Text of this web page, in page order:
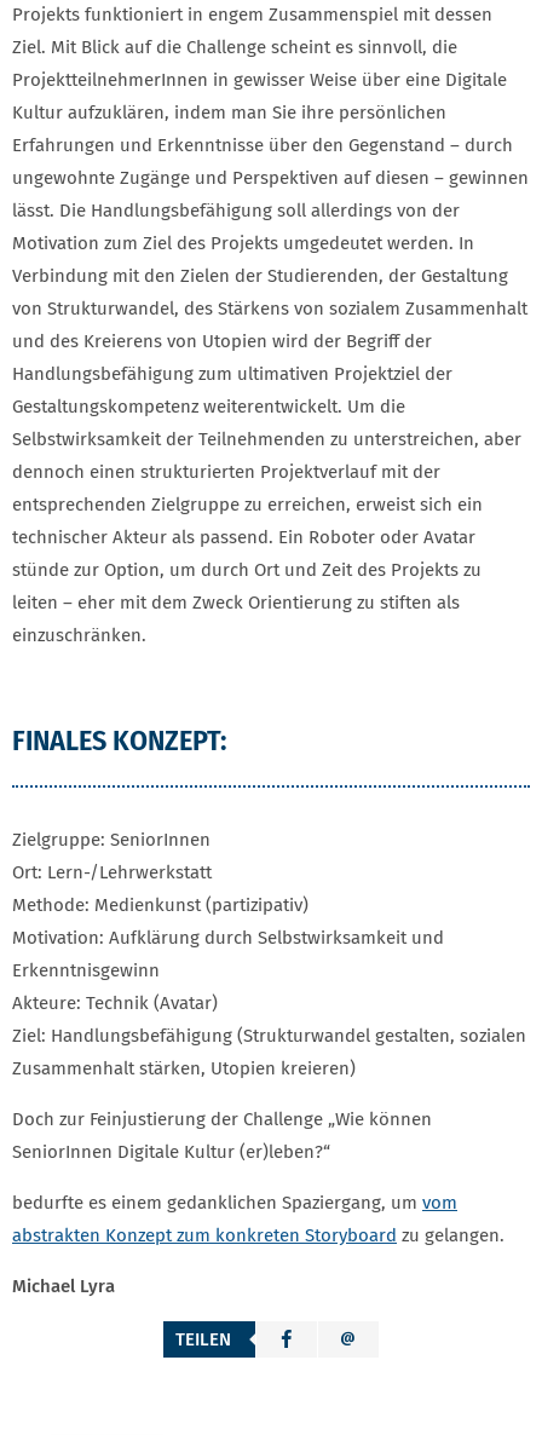
Projekts funktioniert in engem Zusammenspiel mit dessen
Ziel. Mit Blick auf die Challenge scheint es sinnvoll, die
ProjektteilnehmerInnen in gewisser Weise über eine Digitale
Kultur aufzuklären, indem man Sie ihre persönlichen
Erfahrungen und Erkenntnisse über den Gegenstand – durch
ungewohnte Zugänge und Perspektiven auf diesen – gewinnen
lässt. Die Handlungsbefähigung soll allerdings von der
Motivation zum Ziel des Projekts umgedeutet werden. In
Verbindung mit den Zielen der Studierenden, der Gestaltung
von Strukturwandel, des Stärkens von sozialem Zusammenhalt
und des Kreierens von Utopien wird der Begriff der
Handlungsbefähigung zum ultimativen Projektziel der
Gestaltungskompetenz weiterentwickelt. Um die
Selbstwirksamkeit der Teilnehmenden zu unterstreichen, aber
dennoch einen strukturierten Projektverlauf mit der
entsprechenden Zielgruppe zu erreichen, erweist sich ein
technischer Akteur als passend. Ein Roboter oder Avatar
stünde zur Option, um durch Ort und Zeit des Projekts zu
leiten – eher mit dem Zweck Orientierung zu stiften als
einzuschränken.
FINALES KONZEPT:
Zielgruppe: SeniorInnen
Ort: Lern-/Lehrwerkstatt
Methode: Medienkunst (partizipativ)
Motivation: Aufklärung durch Selbstwirksamkeit und
Erkenntnisgewinn
Akteure: Technik (Avatar)
Ziel: Handlungsbefähigung (Strukturwandel gestalten, sozialen
Zusammenhalt stärken, Utopien kreieren)
Doch zur Feinjustierung der Challenge „Wie können
SeniorInnen Digitale Kultur (er)leben?“
bedurfte es einem gedanklichen Spaziergang, um vom
abstrakten Konzept zum konkreten Storyboard zu gelangen.
Michael Lyra
TEILEN